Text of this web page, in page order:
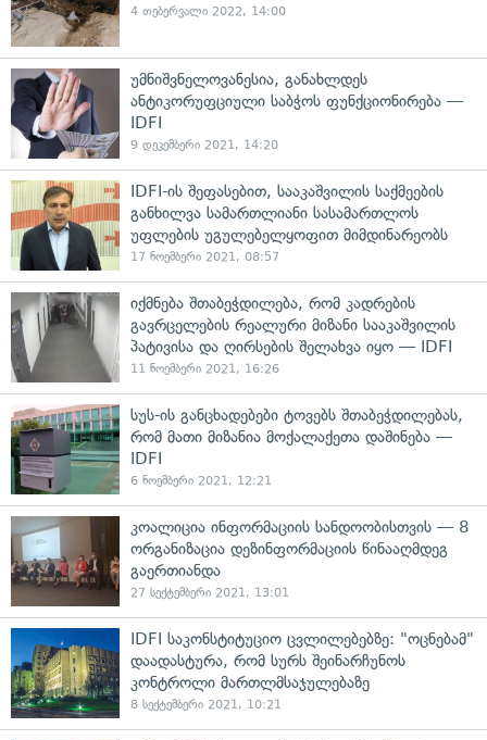
4 თებერვალი 2022, 14:00
უმნიშვნელოვანესია, განახლდეს
ანტიკორუფციული საბჭოს ფუნქციონირება —
IDFI
9 დეკემბერი 2021, 14:20
IDFI-ის შეფასებით, სააკაშვილის საქმეების
განხილვა სამართლიანი სასამართლოს
უფლების უგულებელყოფით მიმდინარეობს
17 ნოემბერი 2021, 08:57
იქმნება შთაბეჭდილება, რომ კადრების
გავრცელების რეალური მიზანი სააკაშვილის
პატივისა და ღირსების შელახვა იყო — IDFI
11 ნოემბერი 2021, 16:26
სუს-ის განცხადებები ტოვებს შთაბეჭდილებას,
რომ მათი მიზანია მოქალაქეთა დაშინება —
IDFI
6 ნოემბერი 2021, 12:21
კოალიცია ინფორმაციის სანდოობისთვის — 8
ორგანიზაცია დეზინფორმაციის წინააღმდეგ
გაერთიანდა
27 სექტემბერი 2021, 13:01
IDFI საკონსტიტუციო ცვლილებებზე: "ოცნებამ"
დაადასტურა, რომ სურს შეინარჩუნოს
კონტროლი მართლმსაჯულებაზე
8 სექტემბერი 2021, 10:21